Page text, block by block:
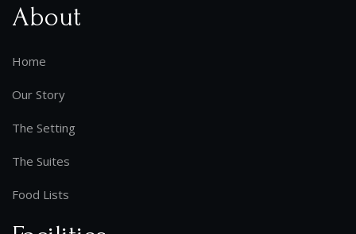
About
Home
Our Story
The Setting
The Suites
Food Lists